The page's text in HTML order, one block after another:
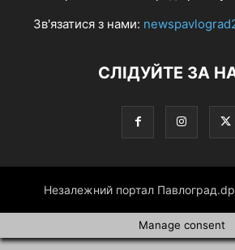
Зв'язатися з нами:
СЛІДУЙТЕ ЗА
Незалежний портал
Manage consent